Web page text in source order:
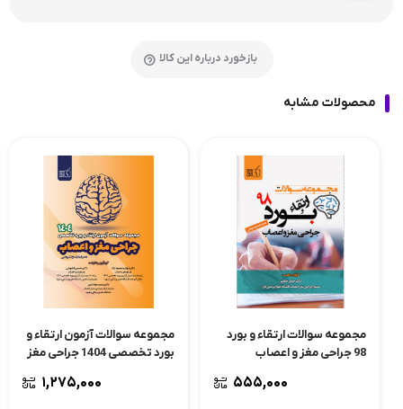
بازخورد درباره این کالا
محصولات مشابه
مجموعه سوالات ارتقاء و بورد
98 جراحی مغز و اعصاب
555,000
مجموعه سوالات آزمون ارتقاء و
بورد تخصصی 1404 جراحی مغز
1,275,000